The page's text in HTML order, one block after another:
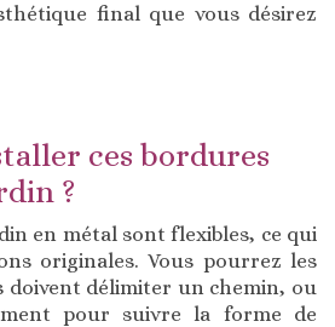
final que vous désirez
ces bordures
?
en métal sont flexibles, ce qui
originales. Vous pourrez les
doivent délimiter un chemin, ou
pour suivre la forme de